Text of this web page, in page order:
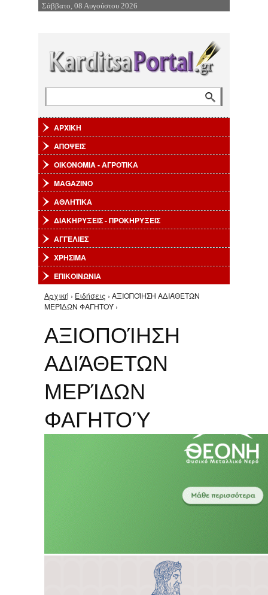
Επιστροφή στην Πλοήγηση
Σάββατο, 08 Αυγούστου 2026
ΑΡΧΙΚΗ
ΑΠΟΨΕΙΣ
ΟΙΚΟΝΟΜΙΑ - ΑΓΡΟΤΙΚΑ
MAGAZINO
ΑΘΛΗΤΙΚΑ
ΔΙΑΚΗΡΥΞΕΙΣ - ΠΡΟΚΗΡΥΞΕΙΣ
ΑΓΓΕΛΙΕΣ
ΧΡΗΣΙΜΑ
ΕΠΙΚΟΙΝΩΝΙΑ
Είστε εδώ
Αρχική › Ειδήσεις › ΑΞΙΟΠΟΊΗΣΗ ΑΔΙΆΘΕΤΩΝ
ΜΕΡΊΔΩΝ ΦΑΓΗΤΟΎ ›
ΑΞΙΟΠΟΊΗΣΗ
ΑΔΙΆΘΕΤΩΝ
ΜΕΡΊΔΩΝ
ΦΑΓΗΤΟΎ